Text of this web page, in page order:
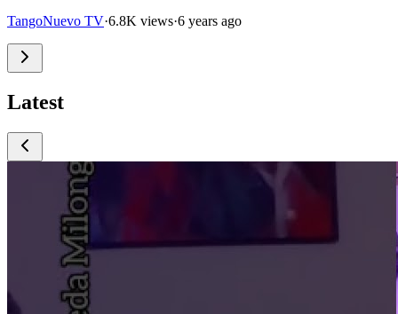
TangoNuevo TV·6.8K views·6 years ago
Latest